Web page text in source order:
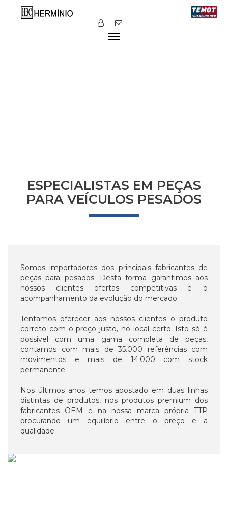
ESPECIALISTAS EM PEÇAS
PARA VEÍCULOS PESADOS
Somos importadores dos principais fabricantes de
peças para pesados. Desta forma garantimos aos
nossos clientes ofertas competitivas e o
acompanhamento da evolução do mercado.
Tentamos oferecer aos nossos clientes o produto
correto com o preço justo, no local certo. Isto só é
possível com uma gama completa de peças,
contamos com mais de 35.000 referências com
movimentos e mais de 14.000 com stock
permanente.
Nos últimos anos temos apostado em duas linhas
distintas de produtos, nos produtos premium dos
fabricantes OEM e na nossa marca própria TTP
procurando um equilíbrio entre o preço e a
qualidade.